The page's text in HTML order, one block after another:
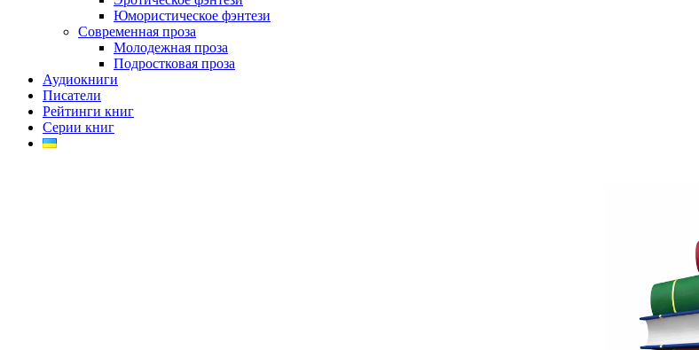
Юмористическое фэнтези
Современная проза
Молодежная проза
Подростковая проза
Аудиокниги
Писатели
Рейтинги книг
Серии книг